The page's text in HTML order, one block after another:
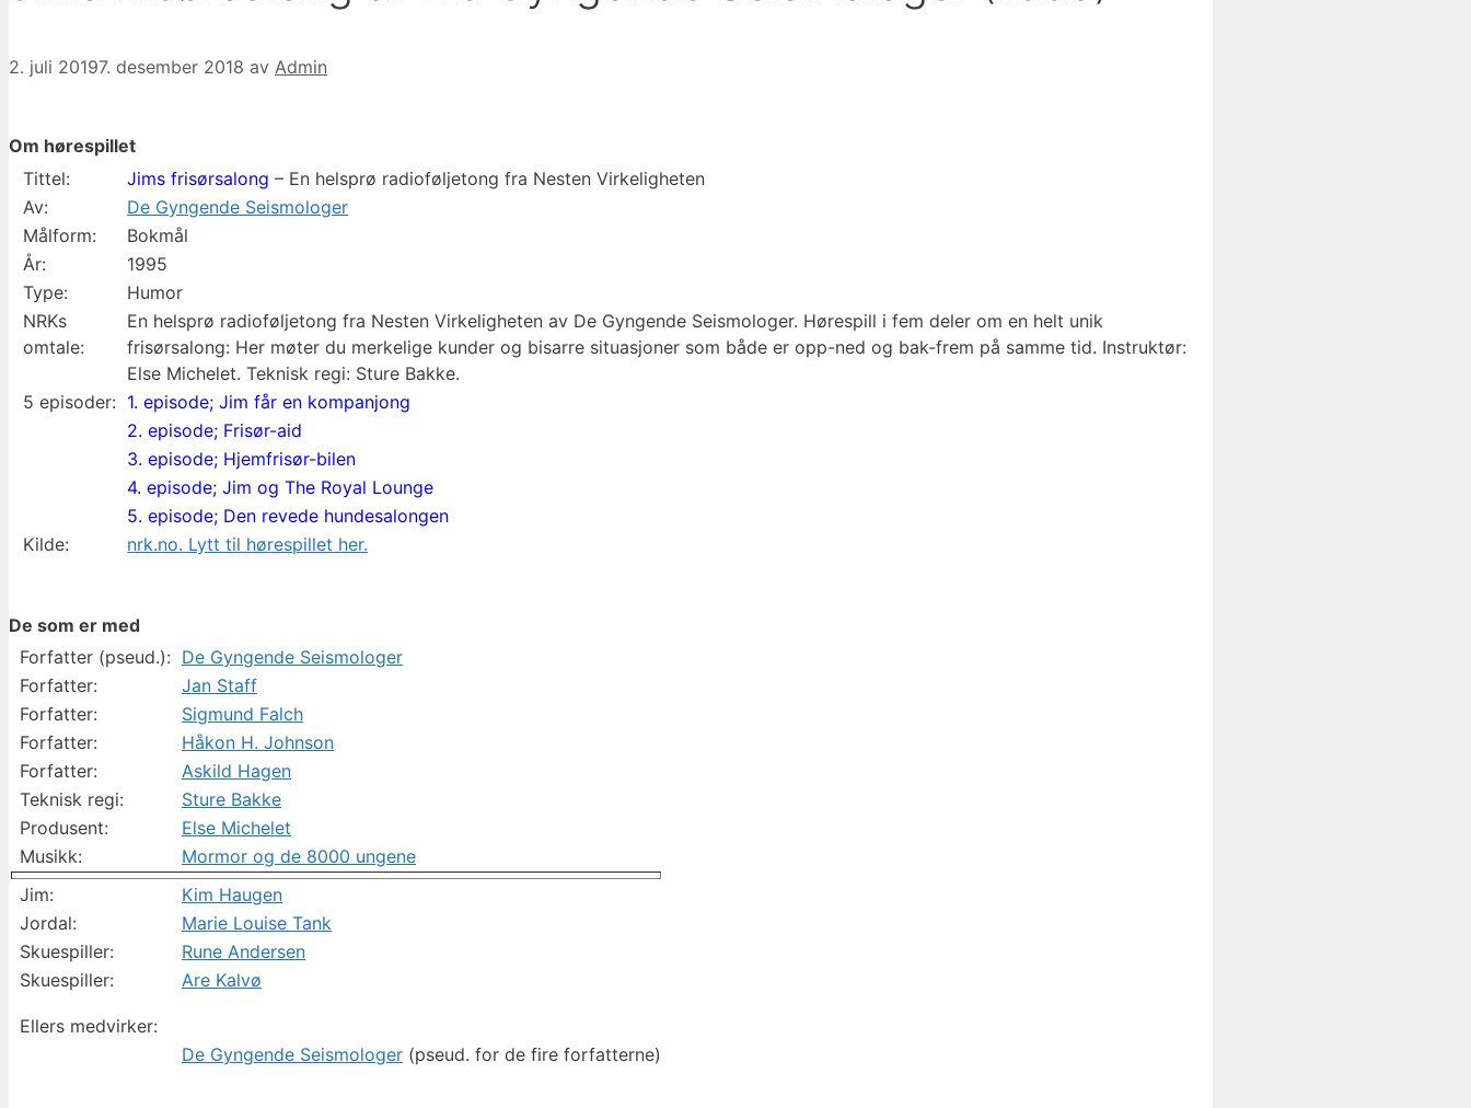
2. juli 20197. desember 2018 av Admin
Om hørespillet
Tittel:
Jims frisørsalong – En helsprø radioføljetong fra Nesten Virkeligheten
Av:
De Gyngende Seismologer
Målform:
Bokmål
År:
1995
Type:
Humor
NRKs
omtale:
En helsprø radioføljetong fra Nesten Virkeligheten av De Gyngende Seismologer. Hørespill i fem deler om en helt unik
frisørsalong: Her møter du merkelige kunder og bisarre situasjoner som både er opp-ned og bak-frem på samme tid. Instruktør:
Else Michelet. Teknisk regi: Sture Bakke.
5 episoder: 1. episode; Jim får en kompanjong
2. episode; Frisør-aid
3. episode; Hjemfrisør-bilen
4. episode; Jim og The Royal Lounge
5. episode; Den revede hundesalongen
Kilde:
nrk.no. Lytt til hørespillet her.
De som er med
Forfatter (pseud.): De Gyngende Seismologer
Forfatter:
Jan Staff
Forfatter:
Sigmund Falch
Forfatter:
Håkon H. Johnson
Forfatter:
Askild Hagen
Teknisk regi:
Sture Bakke
Produsent:
Else Michelet
Musikk:
Mormor og de 8000 ungene
Jim:
Kim Haugen
Jordal:
Marie Louise Tank
Skuespiller:
Rune Andersen
Skuespiller:
Are Kalvø
Ellers medvirker:
De Gyngende Seismologer (pseud. for de fire forfatterne)